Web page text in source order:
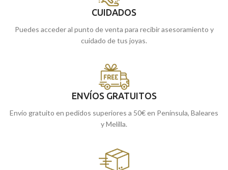
CUIDADOS
Puedes acceder al punto de venta para recibir asesoramiento y
cuidado de tus joyas.
ENVÍOS GRATUITOS
Envío gratuito en pedidos superiores a 50€ en Península, Baleares
y Melilla.